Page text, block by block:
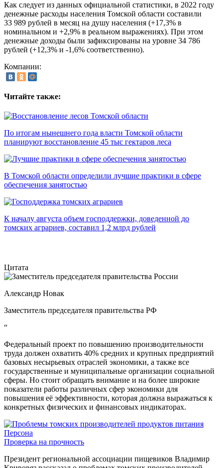
Как следует из данных официальной статистики, в 2022 году
денежные расходы населения Томской области составили
33 989 рублей в месяц на душу населения (+17,3% в
номинальном и +2,9% в реальном выражениях). При этом
денежные доходы были зафиксированы на уровне 34 786
рублей (+12,3% и -1,6% соответственно).
Компании:
Читайте также:
По итогам нынешнего года власти Томской области
планируют восстановление 45 тыс гектаров леса
В Томской области определили лучшие практики в сфере
обеспечения занятостью
К началу августа объем господдержки, доведенной до
томских аграриев, составил 1,2 млрд рублей
Цитата
Александр Новак
Заместитель председателя правительства РФ
“
Федеральный проект по повышению производительности
труда должен охватить 40% средних и крупных предприятий
базовых несырьевых отраслей экономики, а также все
государственные и муниципальные организации социальной
сферы. Но стоит обращать внимание и на более широкие
показатели работы различных сфер экономики для
повышения её эффективности, которая должна выражаться к
конкретных физических и финансовых индикаторах.
Персона
Проверка на прочность
Президент региональной ассоциации пищевиков Владимир